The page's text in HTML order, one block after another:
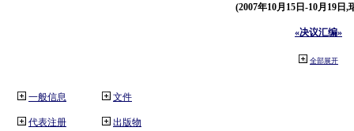
(2007年10月15日-10月19日,
«决议汇编»
全部展开
一般信息
代表注册
文件
出版物